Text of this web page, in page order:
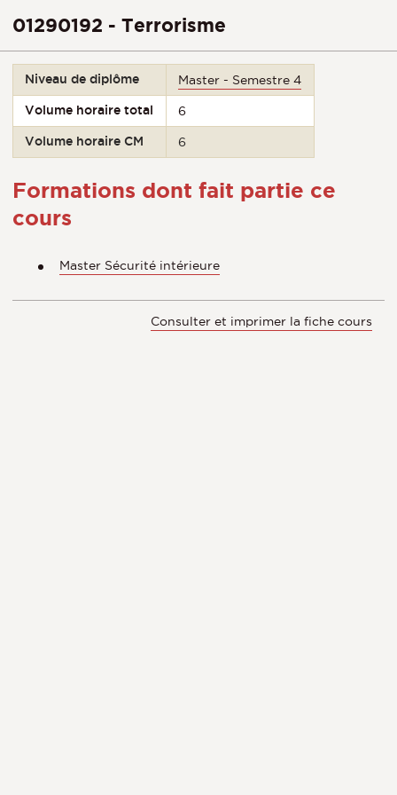
01290192 - Terrorisme
Niveau de diplôme Master - Semestre 4
Volume horaire total 6
Volume horaire CM 6
Formations dont fait partie ce
cours
Master Sécurité intérieure
Consulter et imprimer la fiche cours